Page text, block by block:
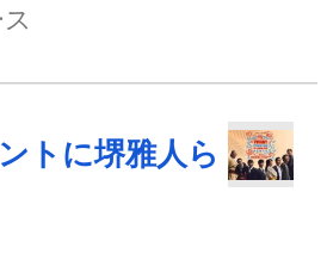
トに堺雅人ら